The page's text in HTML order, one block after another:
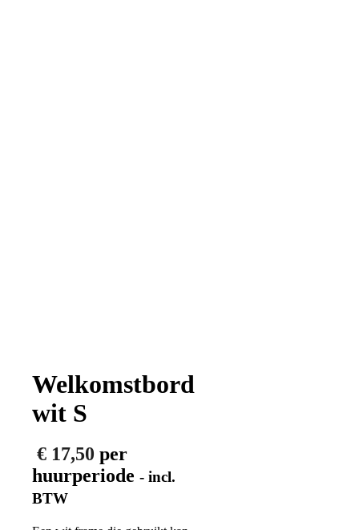
Welkomstbord
wit S
€ 17,50 per
huurperiode - incl.
BTW